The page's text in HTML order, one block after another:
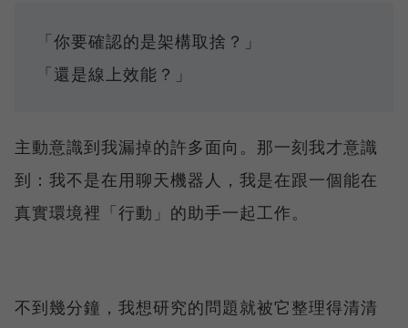
「你要確認的是架構取捨？」
「還是線上效能？」
主動意識到我漏掉的許多面向。那一刻我才意識
到：我不是在用聊天機器人，我是在跟一個能在
真實環境裡「行動」的助手一起工作。
不到幾分鐘，我想研究的問題就被它整理得清清